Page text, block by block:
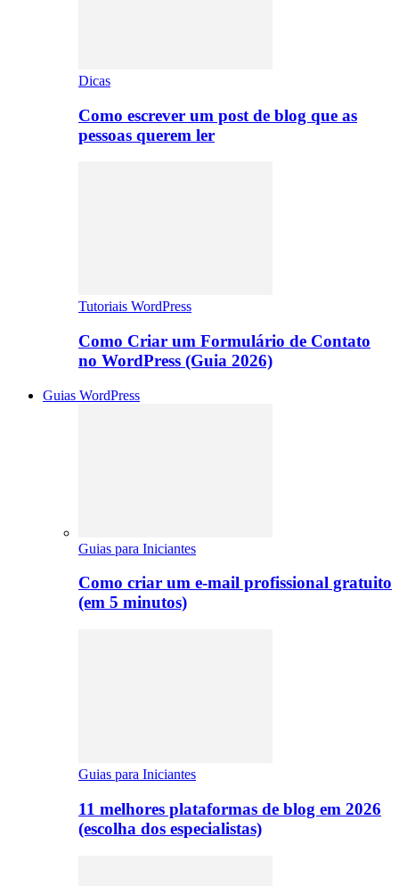
Dicas
Como escrever um post de blog que as
pessoas querem ler
Tutoriais WordPress
Como Criar um Formulário de Contato
no WordPress (Guia 2026)
Guias WordPress
Guias para Iniciantes
Como criar um e-mail profissional gratuito
(em 5 minutos)
Guias para Iniciantes
11 melhores plataformas de blog em 2026
(escolha dos especialistas)